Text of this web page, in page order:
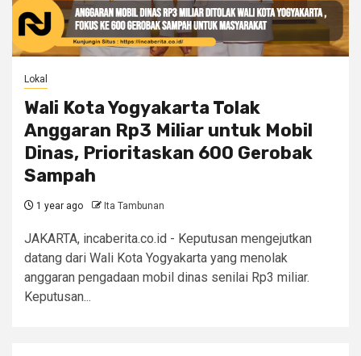
Lokal
Wali Kota Yogyakarta Tolak
Anggaran Rp3 Miliar untuk Mobil
Dinas, Prioritaskan 600 Gerobak
Sampah
1 year ago Ita Tambunan
JAKARTA, incaberita.co.id - Keputusan mengejutkan
datang dari Wali Kota Yogyakarta yang menolak
anggaran pengadaan mobil dinas senilai Rp3 miliar.
Keputusan...